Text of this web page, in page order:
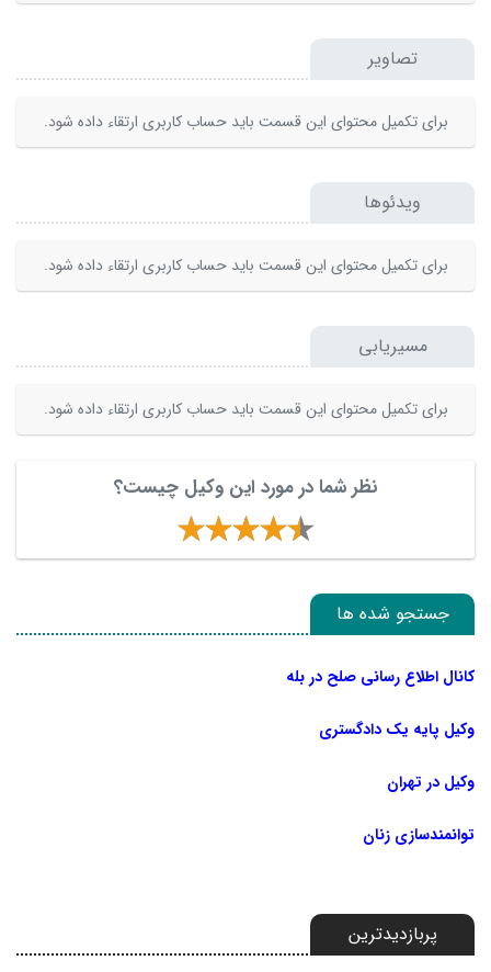
تصاویر
برای تکمیل محتوای این قسمت باید حساب کاربری ارتقاء داده شود.
ویدئوها
برای تکمیل محتوای این قسمت باید حساب کاربری ارتقاء داده شود.
مسیریابی
برای تکمیل محتوای این قسمت باید حساب کاربری ارتقاء داده شود.
نظر شما در مورد این وکیل چیست؟
جستجو شده ها
کانال اطلاع رسانی صلح در بله
وکیل پایه یک دادگستری
وکیل در تهران
توانمندسازی زنان
پربازدیدترین